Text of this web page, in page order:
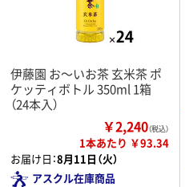
伊藤園 お～いお茶 玄米茶 ポ
ケッティボトル 350ml 1箱
（24本入）
￥2,240（税込）
1本あたり ￥93.34
お届け日：8月11日（火）
アスクル在庫商品